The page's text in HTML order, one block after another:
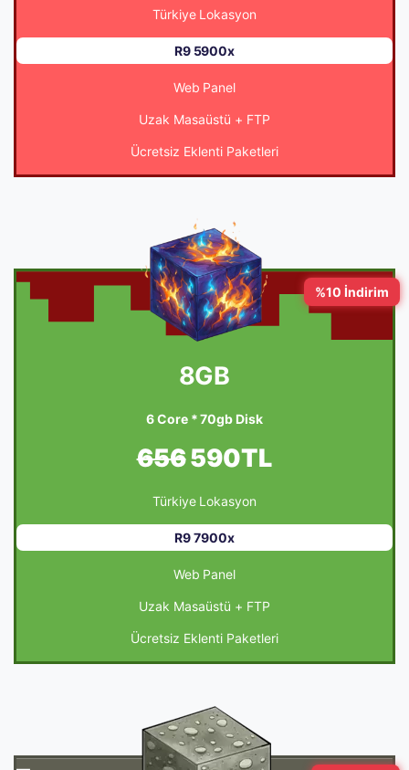
Türkiye Lokasyon
R9 5900x
Web Panel
Uzak Masaüstü + FTP
Ücretsiz Eklenti Paketleri
%10 İndirim
8GB
6 Core * 70gb Disk
656590TL
Türkiye Lokasyon
R9 7900x
Web Panel
Uzak Masaüstü + FTP
Ücretsiz Eklenti Paketleri